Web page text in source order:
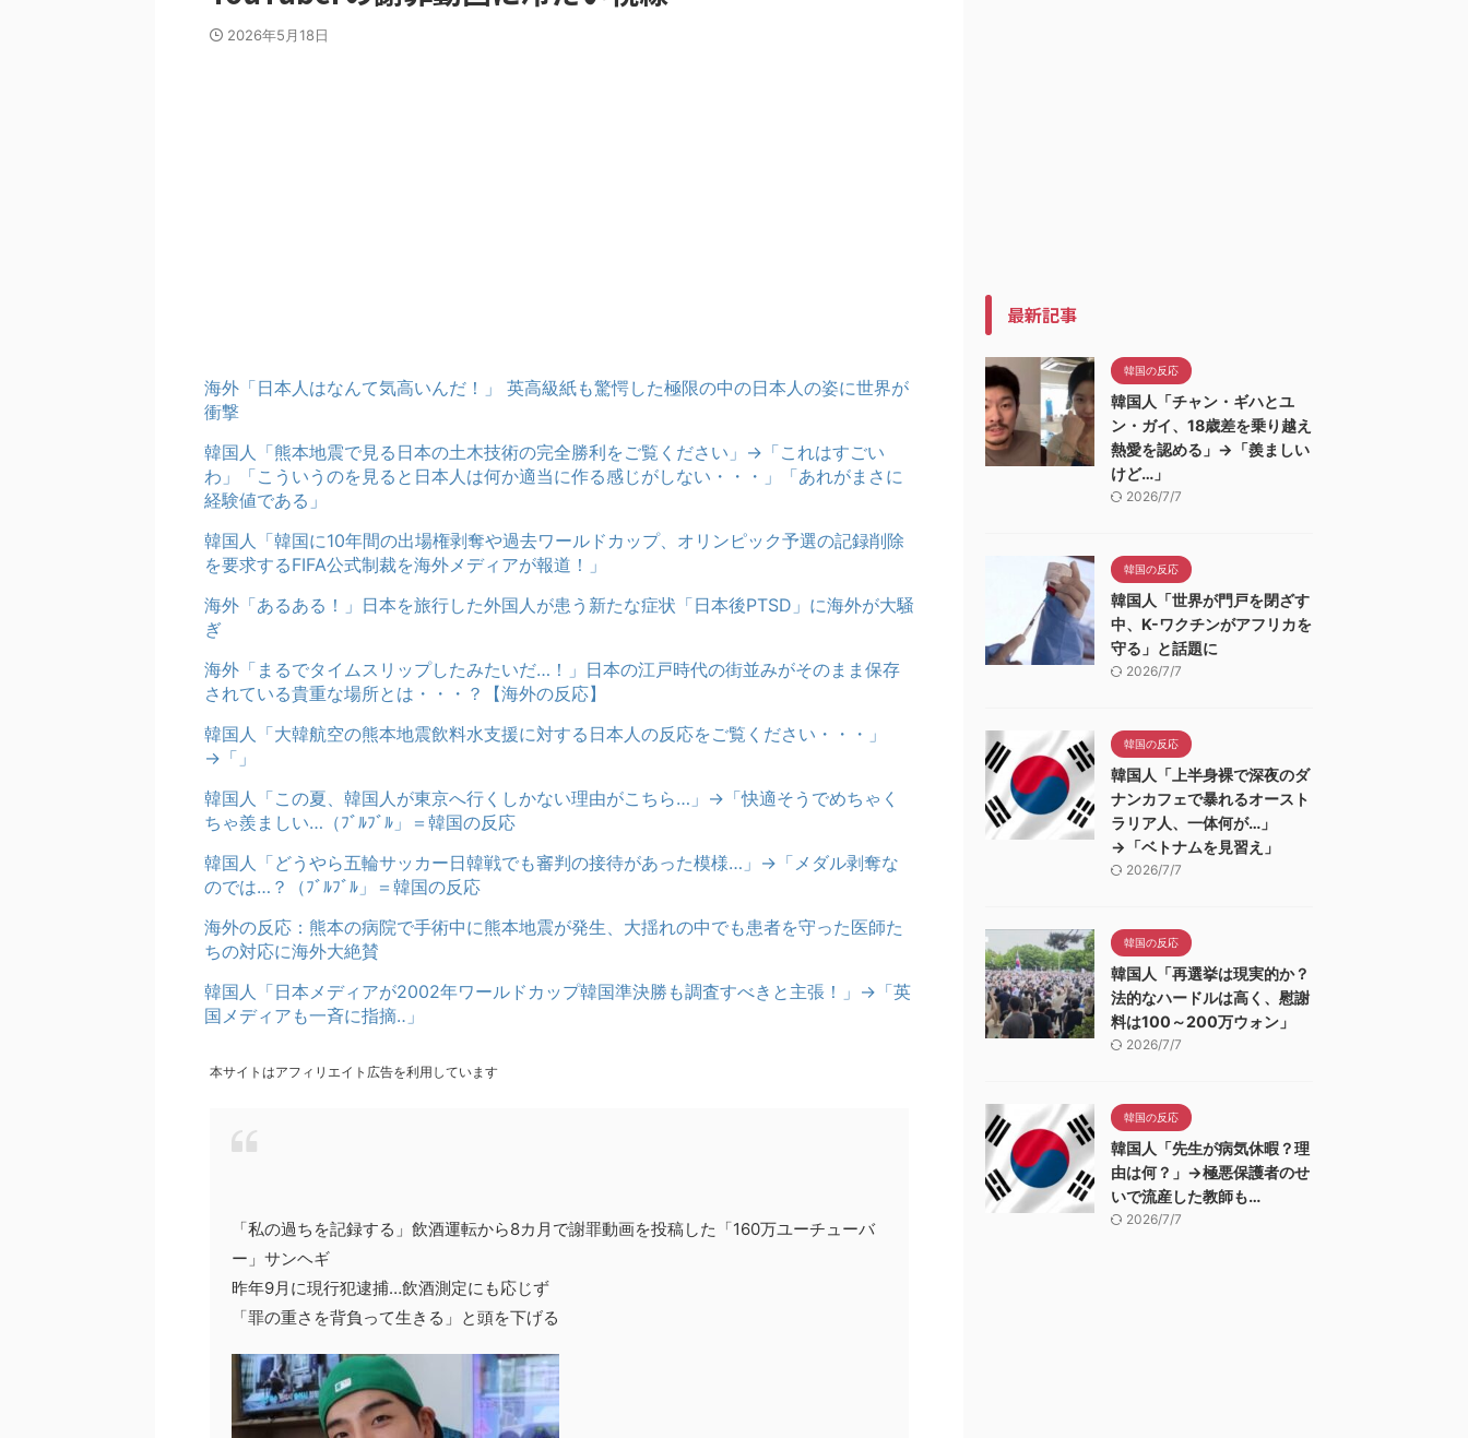
2026年5月18日
海外「日本人はなんて気高いんだ！」 英高級紙も驚愕した極限の中の日本人の姿に世界が
衝撃
韓国人「熊本地震で見る日本の土木技術の完全勝利をご覧ください」→「これはすごい
わ」「こういうのを見ると日本人は何か適当に作る感じがしない・・・」「あれがまさに
経験値である」
韓国人「韓国に10年間の出場権剥奪や過去ワールドカップ、オリンピック予選の記録削除
を要求するFIFA公式制裁を海外メディアが報道！」
海外「あるある！」日本を旅行した外国人が患う新たな症状「日本後PTSD」に海外が大騒
ぎ
海外「まるでタイムスリップしたみたいだ…！」日本の江戸時代の街並みがそのまま保存
されている貴重な場所とは・・・？【海外の反応】
韓国人「大韓航空の熊本地震飲料水支援に対する日本人の反応をご覧ください・・・」
→「」
韓国人「この夏、韓国人が東京へ行くしかない理由がこちら…」→「快適そうでめちゃく
ちゃ羨ましい…（ﾌﾞﾙﾌﾞﾙ」＝韓国の反応
韓国人「どうやら五輪サッカー日韓戦でも審判の接待があった模様…」→「メダル剥奪な
のでは…？（ﾌﾞﾙﾌﾞﾙ」＝韓国の反応
海外の反応：熊本の病院で手術中に熊本地震が発生、大揺れの中でも患者を守った医師た
ちの対応に海外大絶賛
韓国人「日本メディアが2002年ワールドカップ韓国準決勝も調査すべきと主張！」→「英
国メディアも一斉に指摘‥」
本サイトはアフィリエイト広告を利用しています
「私の過ちを記録する」飲酒運転から8カ月で謝罪動画を投稿した「160万ユーチューバ
ー」サンヘギ
昨年9月に現行犯逮捕…飲酒測定にも応じず
「罪の重さを背負って生きる」と頭を下げる
最新記事
韓国の反応
韓国人「チャン・ギハとユ
ン・ガイ、18歳差を乗り越え
熱愛を認める」→「羨ましい
けど…」
2026/7/7
韓国の反応
韓国人「世界が門戸を閉ざす
中、K-ワクチンがアフリカを
守る」と話題に
2026/7/7
韓国の反応
韓国人「上半身裸で深夜のダ
ナンカフェで暴れるオースト
ラリア人、一体何が…」
→「ベトナムを見習え」
2026/7/7
韓国の反応
韓国人「再選挙は現実的か？
法的なハードルは高く、慰謝
料は100～200万ウォン」
2026/7/7
韓国の反応
韓国人「先生が病気休暇？理
由は何？」→極悪保護者のせ
いで流産した教師も…
2026/7/7